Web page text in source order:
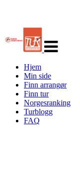
navigasjon
Hjem
Min side
Finn arrangør
Finn tur
Norgesranking
Turblogg
FAQ